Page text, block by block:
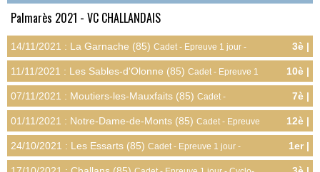
5.6pts
Palmarès 2021 - VC CHALLANDAIS
14/11/2021 : La Garnache (85) Cadet - Epreuve 1 jour -
Cyclo-cross
3è |
6.4pts
11/11/2021 : Les Sables-d'Olonne (85) Cadet - Epreuve 1
jour - Cyclo-cross
10è |
2.4pts
07/11/2021 : Moutiers-les-Mauxfaits (85) Cadet -
Championnat Départemental - Cyclo-cross
7è |
5.4pts
01/11/2021 : Notre-Dame-de-Monts (85) Cadet - Epreuve
1 jour - Cyclo-cross
12è |
1.6pts
24/10/2021 : Les Essarts (85) Cadet - Epreuve 1 jour -
Cyclo-cross
1er |
8.0pts